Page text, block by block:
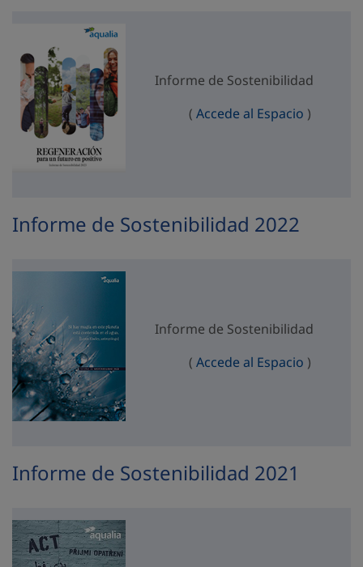
Informe de Sostenibilidad
(Accede al Espacio Informe
)
Informe de Sostenibilidad 2022
Informe de Sostenibilidad
(Accede al Espacio Informe
)
Informe de Sostenibilidad 2021